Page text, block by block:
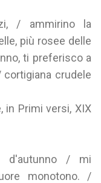
/ ammirino la
più rosee delle
ti preferisco a
crudele
in Primi versi, XIX
d'autunno / mi
monotono. /